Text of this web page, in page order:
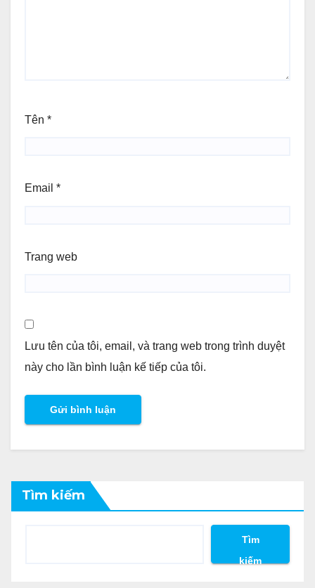
Tên *
Email *
Trang web
Lưu tên của tôi, email, và trang web trong trình duyệt
này cho lần bình luận kế tiếp của tôi.
Tìm kiếm
Tìm
kiếm